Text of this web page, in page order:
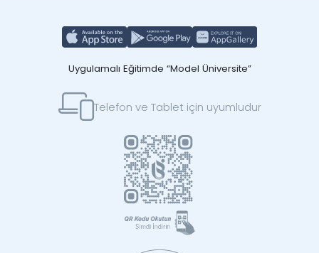
Uygulamalı Eğitimde “Model Üniversite”
Telefon ve Tablet için uyumludur